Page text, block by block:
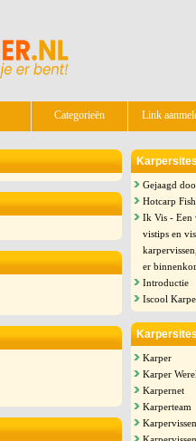
Categorieën Link
Gejaagd
Hotcarp
Ik Vis - Een
vistips en
er
Introductie
Iscool
Karper
Karper
Karpernet
Karperteam
Karpervissen